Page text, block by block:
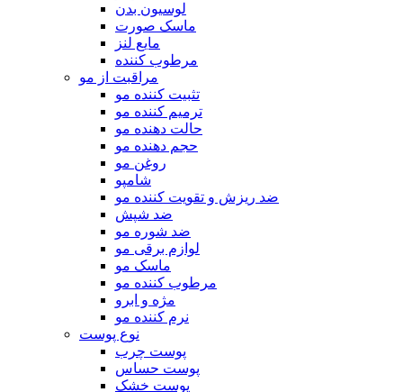
لوسیون بدن
ماسک صورت
مایع لنز
مرطوب کننده
مراقبت از مو
تثبیت کننده مو
ترمیم کننده مو
حالت دهنده مو
حجم دهنده مو
روغن مو
شامپو
ضد ریزش و تقویت کننده مو
ضد شپش
ضد شوره مو
لوازم برقی مو
ماسک مو
مرطوب کننده مو
مژه و ابرو
نرم کننده مو
نوع پوست
پوست چرب
پوست حساس
پوست خشک